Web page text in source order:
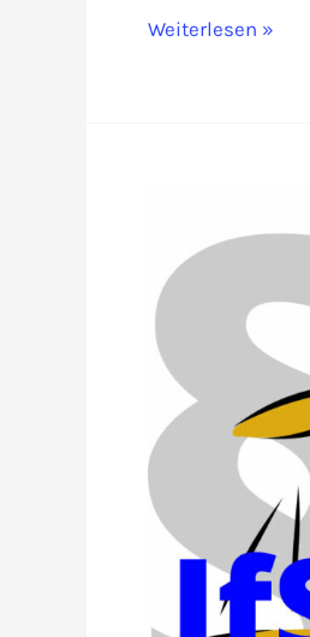
Dresdner
Weiterlesen »